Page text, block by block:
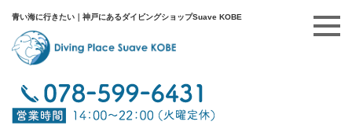
青い海に行きたい｜神戸にあるダイビングショップSuave KOBE